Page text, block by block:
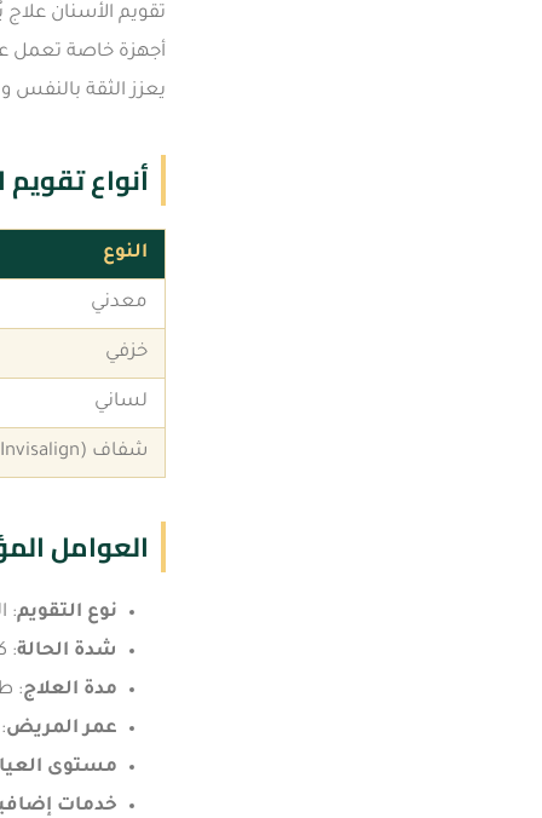
تقويم الأسنان
أجهزة خاصة تعمل
يعزز الثقة
أنواع تقويم
النوع
معدني
خزفي
لساني
شفاف (Invisalign)
العوامل
نوع التقويم:
شدة الحالة:
مدة العلاج:
عمر المريض
مستوى
خدمات